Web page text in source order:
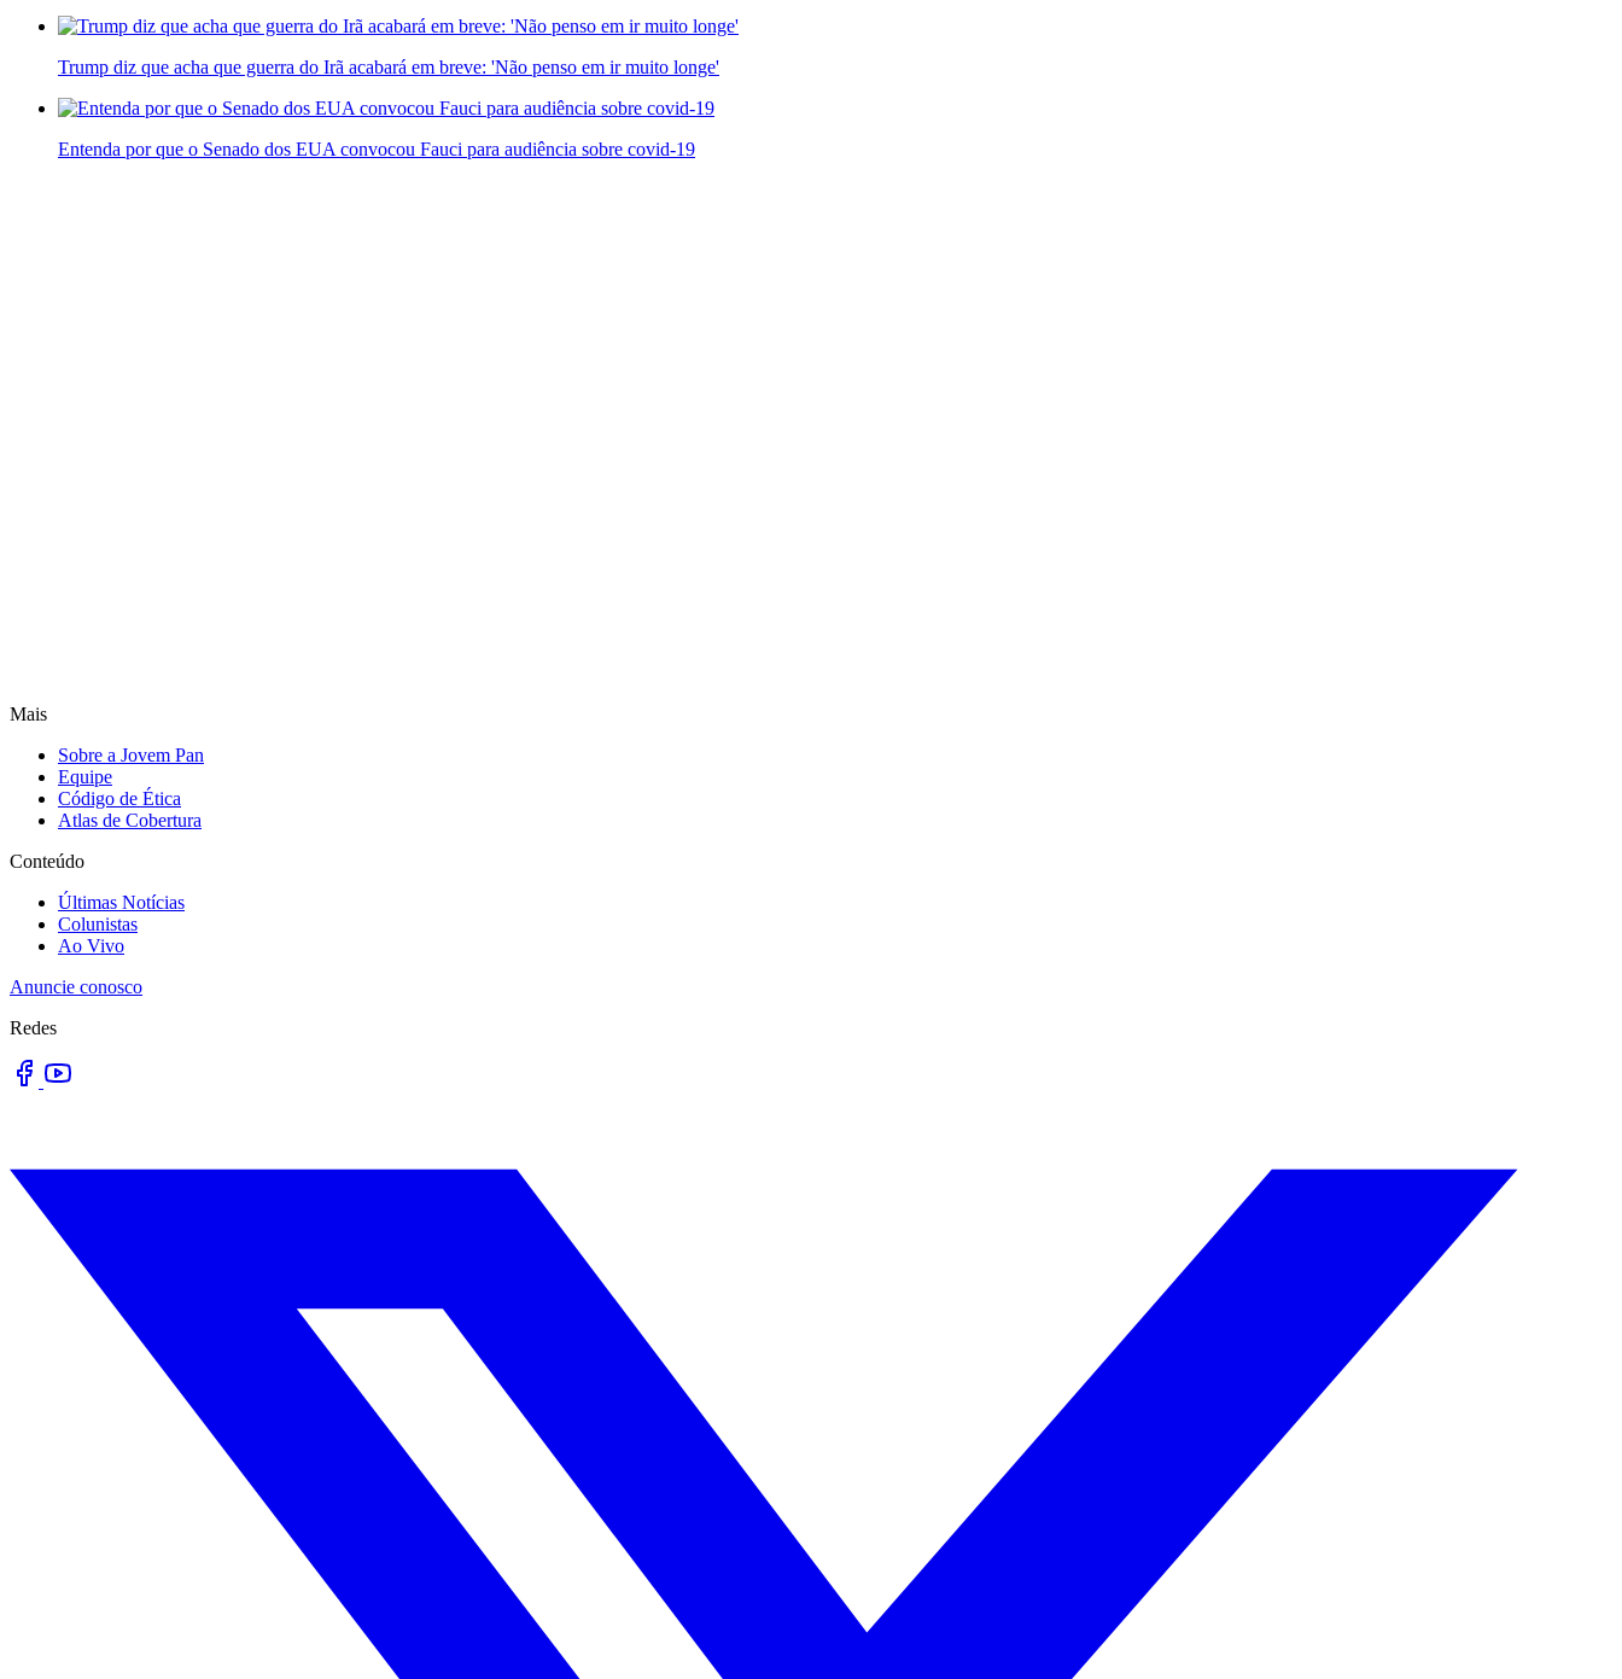
Trump diz que acha que guerra do Irã acabará em breve: 'Não penso em ir muito longe'
Entenda por que o Senado dos EUA convocou Fauci para audiência sobre covid-19
Mais
Sobre a Jovem Pan
Equipe
Código de Ética
Atlas de Cobertura
Conteúdo
Últimas Notícias
Colunistas
Ao Vivo
Anuncie conosco
Redes